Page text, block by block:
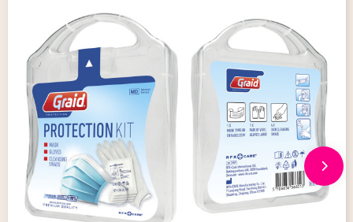
Kantoorartikelen
Giveaways